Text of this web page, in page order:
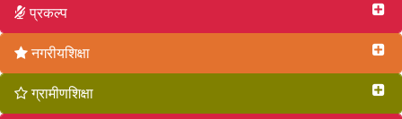
प्रकल्प
नगरीयशिक्षा
ग्रामीणशिक्षा